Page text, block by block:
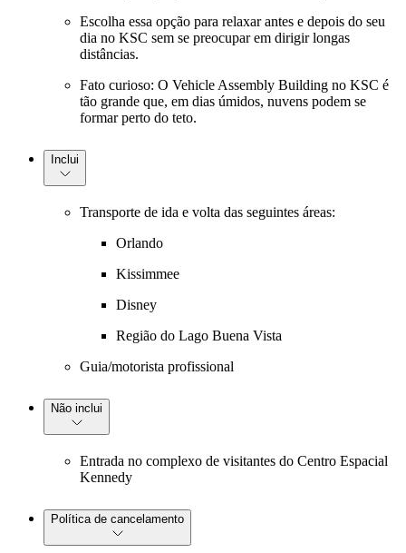
Escolha essa opção para relaxar antes e depois do seu
dia no KSC sem se preocupar em dirigir longas
distâncias.
Fato curioso: O Vehicle Assembly Building no KSC é
tão grande que, em dias úmidos, nuvens podem se
formar perto do teto.
Inclui
Transporte de ida e volta das seguintes áreas:
Orlando
Kissimmee
Disney
Região do Lago Buena Vista
Guia/motorista profissional
Não inclui
Entrada no complexo de visitantes do Centro Espacial
Kennedy
Política de cancelamento